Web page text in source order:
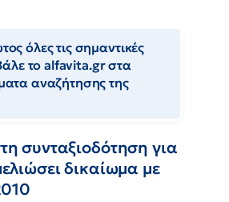
όλες τις σημαντικές
το alfavita.gr στα
αναζήτησης της
συνταξιοδότηση για
δικαίωμα με